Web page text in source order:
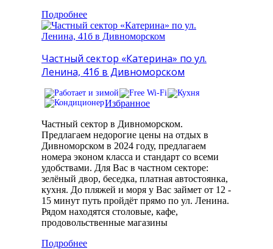
Подробнее
Частный сектор «Катерина» по ул.
Ленина, 41б в Дивноморском
Избранное
Частный сектор в Дивноморском.
Предлагаем недорогие цены на отдых в
Дивноморском в 2024 году, предлагаем
номера эконом класса и стандарт со всеми
удобствами. Для Вас в частном секторе:
зелёный двор, беседка, платная автостоянка,
кухня. До пляжей и моря у Вас займет от 12 -
15 минут путь пройдёт прямо по ул. Ленина.
Рядом находятся столовые, кафе,
продовольственные магазины
Подробнее